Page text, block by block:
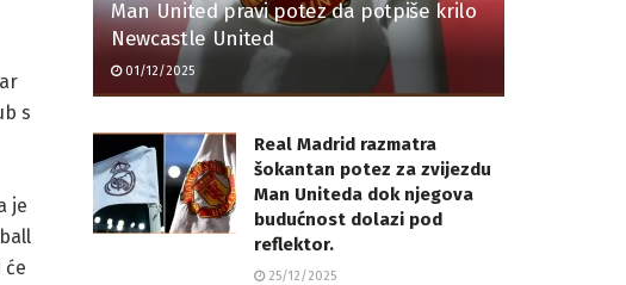
s
je
će
Man United pravi potez da potpiše krilo
Newcastle United
01/12/2025
Real Madrid razmatra
šokantan potez za zvijezdu
Man Uniteda dok njegova
budućnost dolazi pod
reflektor.
25/12/2025